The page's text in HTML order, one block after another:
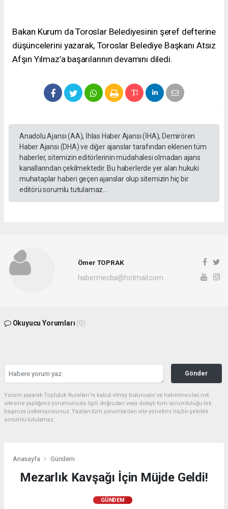
Bakan Kurum da Toroslar Belediyesinin şeref defterine
düşüncelerini yazarak, Toroslar Belediye Başkanı Atsız
Afşın Yılmaz’a başarılarının devamını diledi.
Anadolu Ajansı (AA), İhlas Haber Ajansı (İHA), Demirören
Haber Ajansı (DHA) ve diğer ajanslar tarafından eklenen tüm
haberler, sitemizin editörlerinin müdahalesi olmadan ajans
kanallarından çekilmektedir. Bu haberlerde yer alan hukuki
muhataplar haberi geçen ajanslar olup sitemizin hiç bir
editörü sorumlu tutulamaz...
Ömer TOPRAK
habermeclisi@hotmail.com
Okuyucu Yorumları (0)
Gönder
Yorum yazarak Topluluk Kuralları’nı kabul etmiş bulunuyor ve habermeclisi.net
sitesine yaptığınız yorumunuzla ilgili doğrudan veya dolaylı tüm sorumluluğu tek
başınıza üstleniyorsunuz. Yazılan tüm yorumlardan site yönetimi hiçbir şekilde
sorumlu tutulamaz.
Anasayfa Gündem
Mezarlık Kavşağı İçin Müjde Geldi!
GÜNDEM